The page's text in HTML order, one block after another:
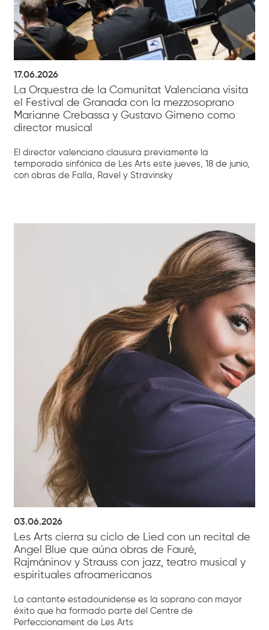
17.06.2026
La Orquestra de la Comunitat Valenciana visita
el Festival de Granada con la mezzosoprano
Marianne Crebassa y Gustavo Gimeno como
director musical
El director valenciano clausura previamente la
temporada sinfónica de Les Arts este jueves, 18 de junio,
con obras de Falla, Ravel y Stravinsky
03.06.2026
Les Arts cierra su ciclo de Lied con un recital de
Angel Blue que aúna obras de Fauré,
Rajmáninov y Strauss con jazz, teatro musical y
espirituales afroamericanos
La cantante estadounidense es la soprano con mayor
éxito que ha formado parte del Centre de
Perfeccionament de Les Arts